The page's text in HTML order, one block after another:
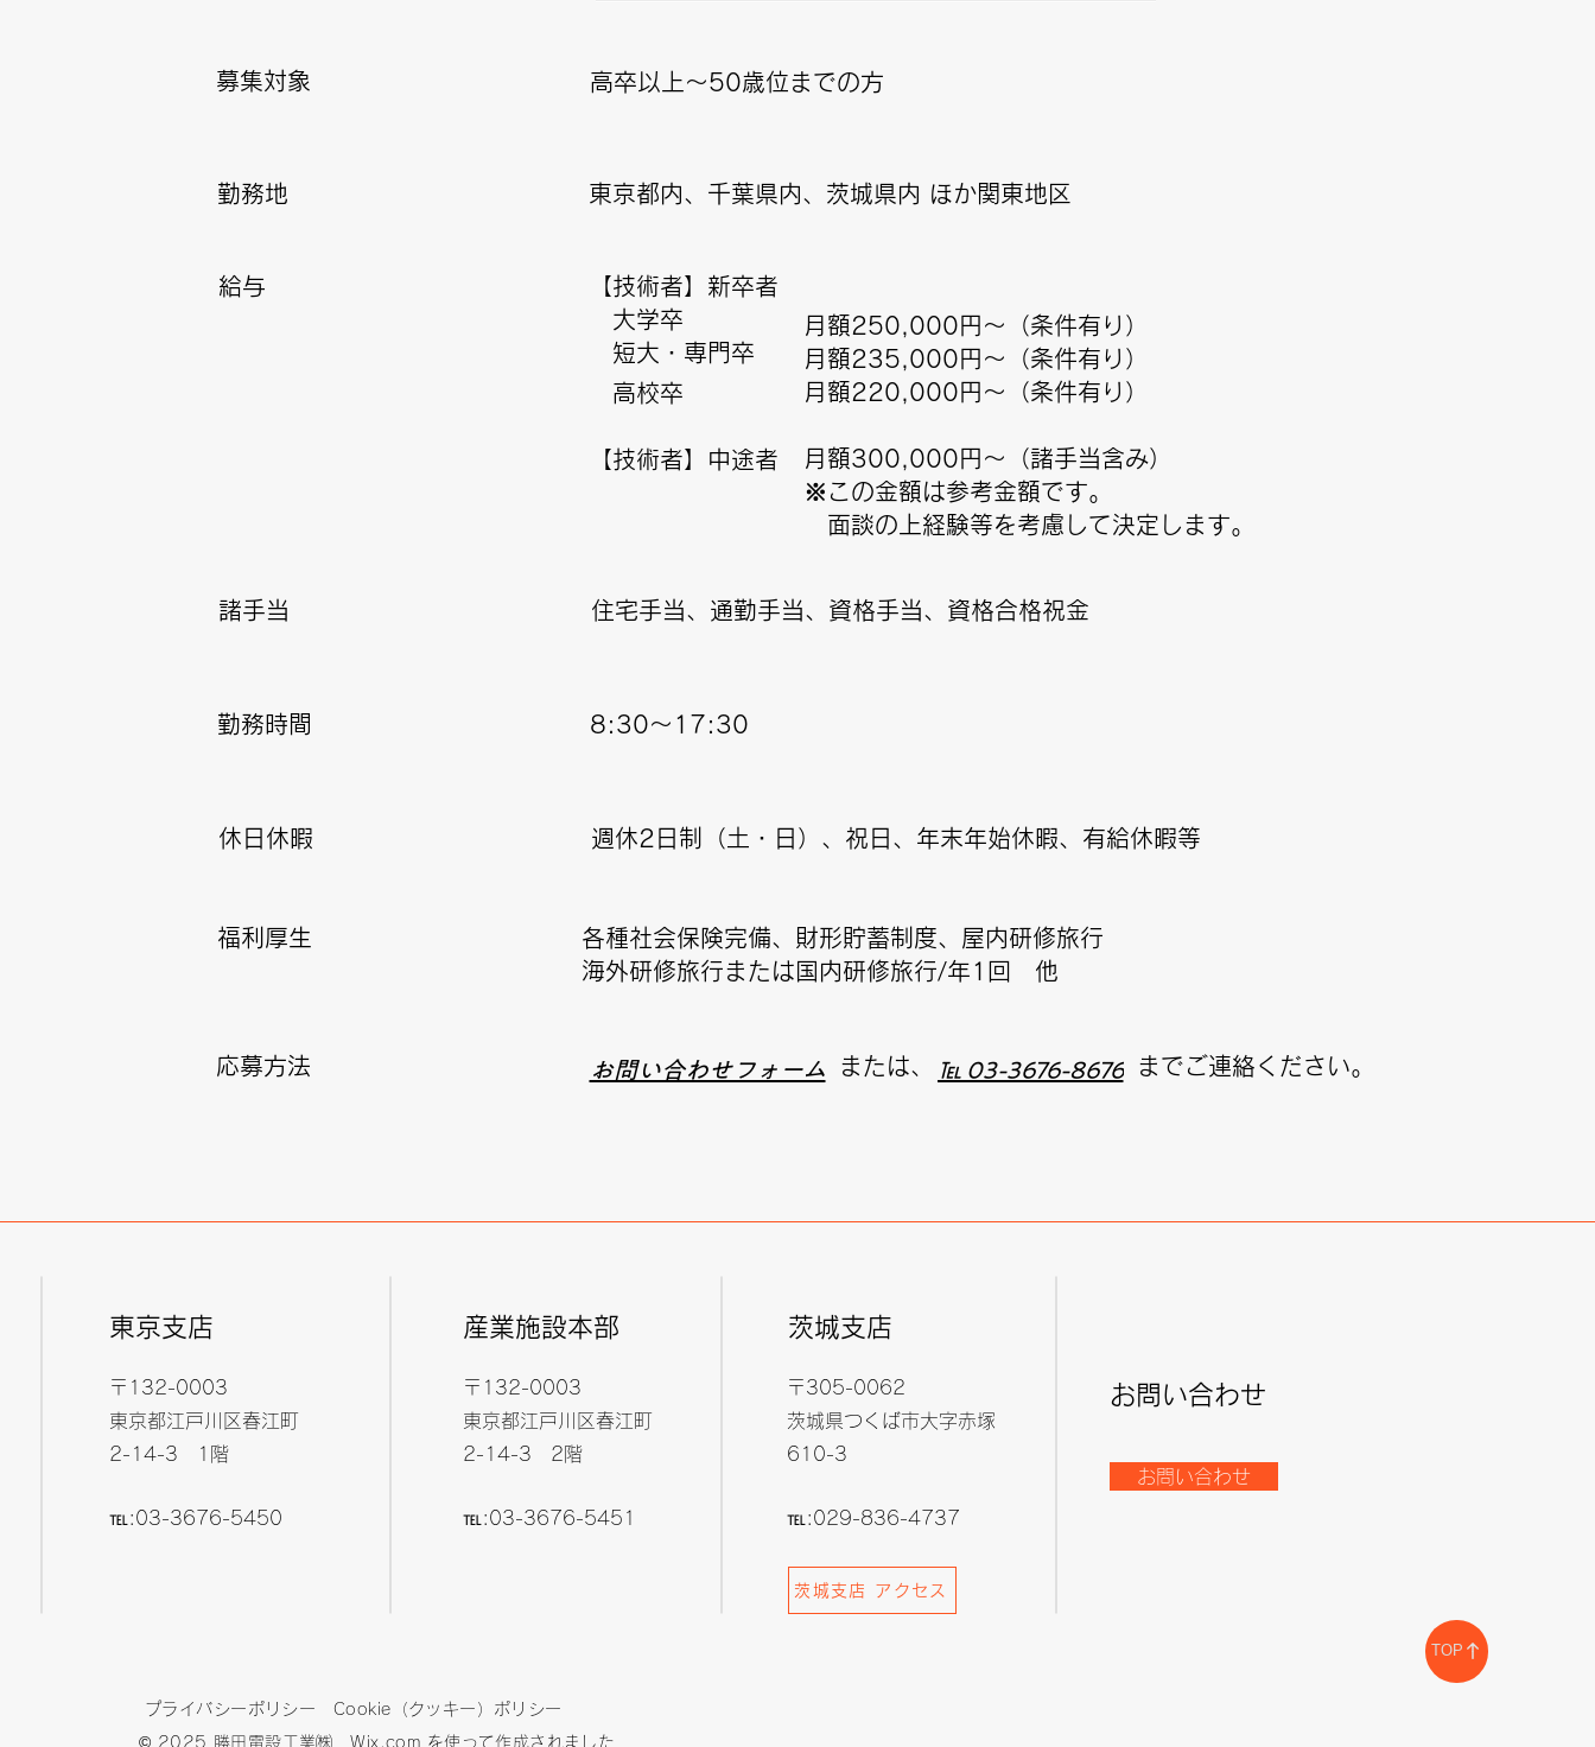
募集対象 高卒以上～50歳位までの方
勤務地 東京都内、千葉県内、茨城県内 ほか関東地区
【技術者】新卒者
大学卒
短大・専門卒
高校卒
【技術者】中途者
月額250,000円～（条件有り）
月額235,000円～（条件有り）
月額220,000円～（条件有り）
月額300,000円～（諸手当含み）
​※この金額は参考金額です。
面談の上経験等を考慮して決定します。
給与
諸手当 住宅手当、通勤手当、資格手当、資格合格祝金
勤務時間 ​8:30～17:30
​休日休暇 ​週休2日制（土・日）、祝日、年末年始休暇、有給休暇等
福利厚生
各種社会保険完備、財形貯蓄制度、屋内研修旅行
海外研修旅行または国内研修旅行/年1回 他
応募方法 お問い合わせフォーム または、 ℡ 03-3676-8676 までご連絡ください。
TOP
東京支店
〒132-0003
東京都江戸川区春江町
​2-14-3 1階
​℡:03-3676-5450
産業施設本部
〒132-0003
東京都江戸川区春江町
​2-14-3 2階
​℡:03-3676-5451
茨城支店 アクセス
お問い合わせ
お問い合わせ
​茨城支店
〒305-0062
茨城県つくば市大字赤塚
610-3
℡:029-836-4737
プライバシーポリシー
Cookie（クッキー）ポリシー
© 2025 勝田電設工業㈱Wix.com を使って作成されました